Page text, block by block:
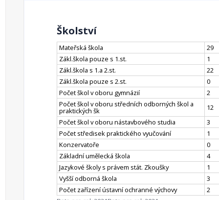
Školství
Mateřská škola
29
Zákl.škola pouze s 1.st.
1
Zákl.škola s 1.a 2.st.
22
Zákl.škola pouze s 2.st.
0
Počet škol v oboru gymnázií
2
Počet škol v oboru středních odborných škol a
praktických šk
12
Počet škol v oboru nástavbového studia
3
Počet středisek praktického vyučování
1
Konzervatoře
0
Základní umělecká škola
4
Jazykové školy s právem stát. Zkoušky
1
Vyšší odborná škola
3
Počet zařízení ústavní ochranné výchovy
2